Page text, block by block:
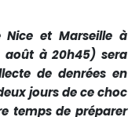
Nice et Marseille à
août à 20h45) sera
de denrées en
jours de ce choc
temps de préparer